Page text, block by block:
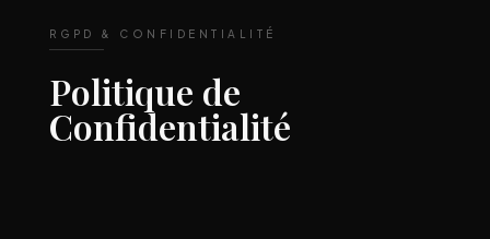
RGPD & CONFIDENTIALITÉ
Politique de
Confidentialité